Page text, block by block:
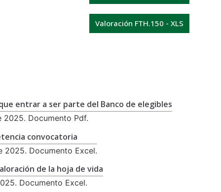
Valoración FTH.150 - XLS
entrar a ser parte del Banco de elegibles
2025. Documento Pdf.
convocatoria
2025. Documento Excel.
de la hoja de vida
Documento Excel.